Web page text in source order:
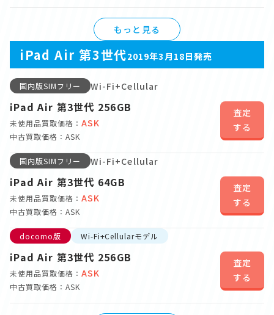
もっと見る
iPad Air 第3世代2019年3月18日発売
国内版SIMフリー Wi-Fi+Cellular
iPad Air 第3世代 256GB
未使用品買取価格： ASK
中古買取価格：ASK
査定
する
国内版SIMフリー Wi-Fi+Cellular
iPad Air 第3世代 64GB
未使用品買取価格： ASK
中古買取価格：ASK
査定
する
docomo版 Wi-Fi+Cellularモデル
iPad Air 第3世代 256GB
未使用品買取価格： ASK
中古買取価格：ASK
査定
する